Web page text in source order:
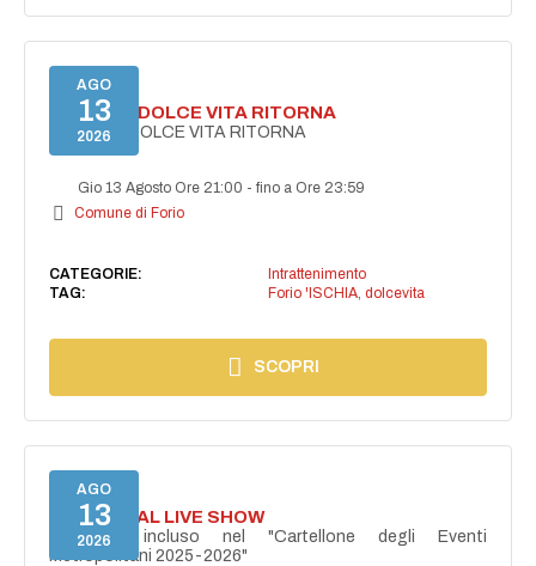
AGO
13
2026
FORIO LA DOLCE VITA RITORNA
FORIO LA DOLCE VITA RITORNA
Gio 13 Agosto Ore 21:00 -fino a Ore 23:59
Comune di Forio
CATEGORIE:
Intrattenimento
TAG:
Forio 'ISCHIA, dolcevita
SCOPRI
AGO
13
2026
I PERSONAL LIVE SHOW
Progetto incluso nel "Cartellone degli Eventi
Metropolitani 2025-2026"